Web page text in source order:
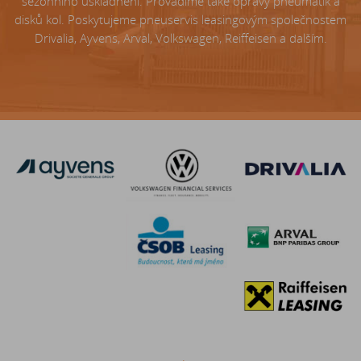
disků kol. Poskytujeme pneuservis leasingovým společnostem
Drivalia, Ayvens, Arval, Volkswagen, Reiffeisen a dalším.